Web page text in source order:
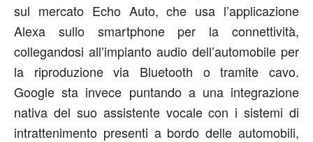
sul mercato Echo Auto, che usa l’applicazione
Alexa sullo smartphone per la connettività,
collegandosi all’impianto audio dell’automobile per
la riproduzione via Bluetooth o tramite cavo.
Google sta invece puntando a una integrazione
nativa del suo assistente vocale con i sistemi di
intrattenimento presenti a bordo delle automobili,